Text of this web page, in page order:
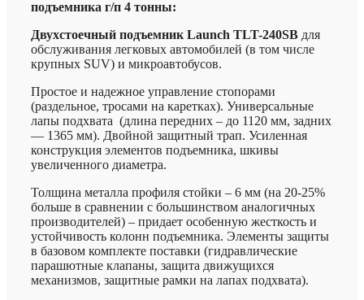
подъемника г/п 4 тонны:
Двухстоечный подъемник Launch TLT-240SB для
обслуживания легковых автомобилей (в том числе
крупных SUV) и микроавтобусов.
Простое и надежное управление стопорами
(раздельное, тросами на каретках). Универсальные
лапы подхвата (длина передних – до 1120 мм, задних
— 1365 мм). Двойной защитный трап. Усиленная
конструкция элементов подъемника, шкивы
увеличенного диаметра.
Толщина металла профиля стойки – 6 мм (на 20-25%
больше в сравнении с большинством аналогичных
производителей) – придает особенную жесткость и
устойчивость колонн подъемника. Элементы защиты
в базовом комплекте поставки (гидравлические
парашютные клапаны, защита движущихся
механизмов, защитные рамки на лапах подхвата).